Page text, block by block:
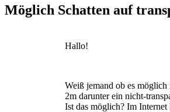
Möglich Schatten auf
Hallo!
Weiß jemand ob es
2m darunter ein nicht-
Ist das möglich? Im